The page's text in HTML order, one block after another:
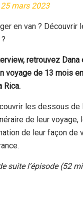
mars 2023
en van ? Découvrir
retrouvez Dana
voyage de 13 mois
Rica.
les dessous de
de leur
de leur façon de
suite l’épisode (52